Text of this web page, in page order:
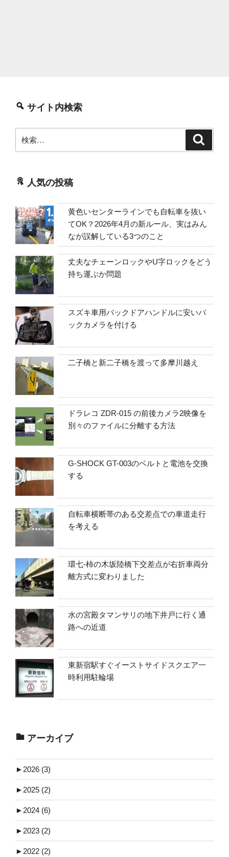
サイト内検索
索:
人気の投稿
黄色いセンターラインでも自転車を抜い
てOK？2026年4月の新ルール、実はみん
なが誤解している3つのこと
丈夫なチェーンロックやU字ロックをどう
持ち運ぶか問題
スズキ車用バックドアハンドルに安いバ
ックカメラを付ける
二子橋と新二子橋を渡って多摩川越え
ドラレコ ZDR-015 の前後カメラ2映像を
別々のファイルに分離する方法
G-SHOCK GT-003のベルトと電池を交換
する
自転車横断帯のある交差点での車道走行
を考える
環七-柿の木坂陸橋下交差点が右折車両分
離方式に変わりました
水の宮殿タマンサリの地下井戸に行く通
路への近道
東新宿駅すぐイーストサイドスクエア一
時利用駐輪場
アーカイブ
► 2026 (3)
► 2025 (2)
► 2024 (6)
► 2023 (2)
► 2022 (2)